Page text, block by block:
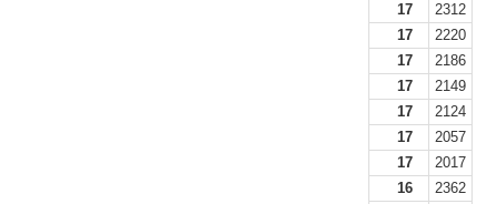
17
2312
17
2220
17
2186
17
2149
17
2124
17
2057
17
2017
16
2362